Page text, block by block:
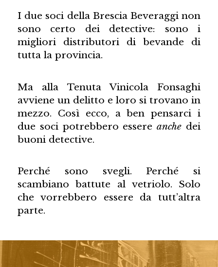
I due soci della Brescia Beveraggi non
sono certo dei detective: sono i
migliori distributori di bevande di
tutta la provincia.
Ma alla Tenuta Vinicola Fonsaghi
avviene un delitto e loro si trovano in
mezzo. Così ecco, a ben pensarci i
due soci potrebbero essereanche dei
buoni detective.
Perché sono svegli. Perché si
scambiano battute al vetriolo. Solo
che vorrebbero essere da tutt’altra
parte.